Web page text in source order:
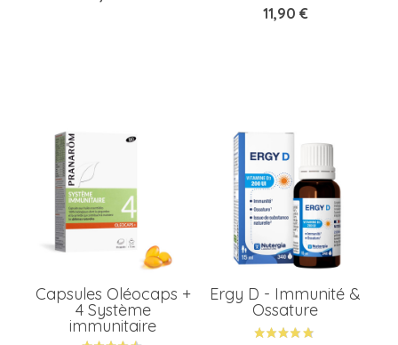
Prix
11,90 €
Capsules Oléocaps +
4 Système
immunitaire
Ergy D - Immunité &
Ossature